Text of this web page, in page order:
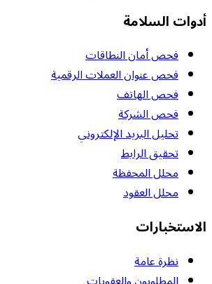
أدوات السلامة
فحص أمان النطاقات
فحص عنوان العملات الرقمية
فحص الهاتف
فحص الشركة
تحليل البريد الإلكتروني
تحقيق الرابط
محلل المحفظة
محلل العقود
الاستخبارات
نظرة عامة